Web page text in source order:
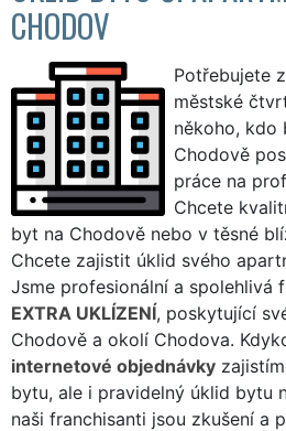
CHODOV
Potřebujete
městské
někoho, kdo
Chodově
práce na
Chcete
byt na Chodově nebo v těsné
Chcete zajistit úklid svého
Jsme profesionální a spolehlivá
EXTRA UKLÍZENÍ, poskytující
Chodově a okolí Chodova.
internetové objednávky
bytu, ale i pravidelný úklid bytu
naši franchisanti jsou zkušení a